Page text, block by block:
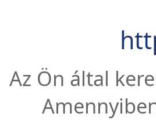
Az Ön által